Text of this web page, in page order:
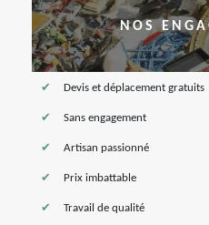
NOS
Devis et déplacement gratuits
Sans engagement
Artisan passionné
Prix imbattable
Travail de qualité